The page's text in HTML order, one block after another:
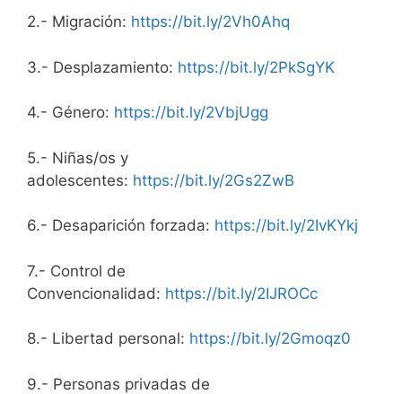
2.- Migración: https://bit.ly/2Vh0Ahq
3.- Desplazamiento: https://bit.ly/2PkSgYK
4.- Género: https://bit.ly/2VbjUgg
5.- Niñas/os y
adolescentes: https://bit.ly/2Gs2ZwB
6.- Desaparición forzada: https://bit.ly/2IvKYkj
7.- Control de
Convencionalidad: https://bit.ly/2IJROCc
8.- Libertad personal: https://bit.ly/2Gmoqz0
9.- Personas privadas de